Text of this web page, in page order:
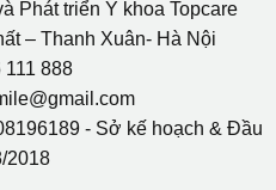
Phát triển Y khoa Topcare
– Thanh Xuân- Hà Nội
888
- Sở kế hoạch & Đầu
2018